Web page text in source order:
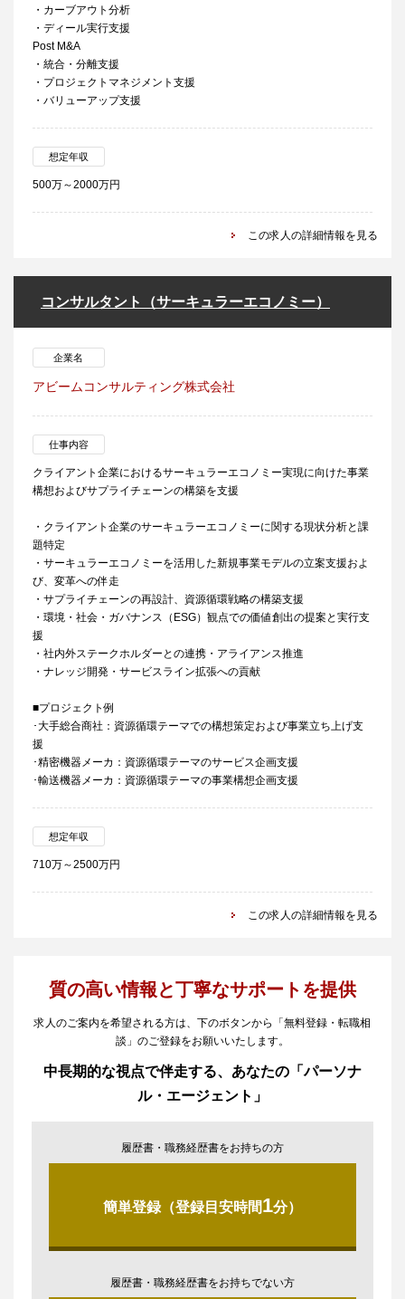
・カーブアウト分析
・ディール実行支援
Post M&A
・統合・分離支援
・プロジェクトマネジメント支援
・バリューアップ支援
想定年収
500万～2000万円
この求人の詳細情報を見る
コンサルタント（サーキュラーエコノミー）
企業名
アビームコンサルティング株式会社
仕事内容
クライアント企業におけるサーキュラーエコノミー実現に向けた事業
構想およびサプライチェーンの構築を支援
・クライアント企業のサーキュラーエコノミーに関する現状分析と課
題特定
・サーキュラーエコノミーを活用した新規事業モデルの立案支援およ
び、変革への伴走
・サプライチェーンの再設計、資源循環戦略の構築支援
・環境・社会・ガバナンス（ESG）観点での価値創出の提案と実行支
援
・社内外ステークホルダーとの連携・アライアンス推進
・ナレッジ開発・サービスライン拡張への貢献
■プロジェクト例
･大手総合商社：資源循環テーマでの構想策定および事業立ち上げ支
援
･精密機器メーカ：資源循環テーマのサービス企画支援
･輸送機器メーカ：資源循環テーマの事業構想企画支援
想定年収
710万～2500万円
この求人の詳細情報を見る
質の高い情報と丁寧なサポートを提供
求人のご案内を希望される方は、下のボタンから「無料登録・転職相
談」のご登録をお願いいたします。
中長期的な視点で伴走する、あなたの「パーソナ
ル・エージェント」
履歴書・職務経歴書をお持ちの方
簡単登録（登録目安時間1分）
履歴書・職務経歴書をお持ちでない方